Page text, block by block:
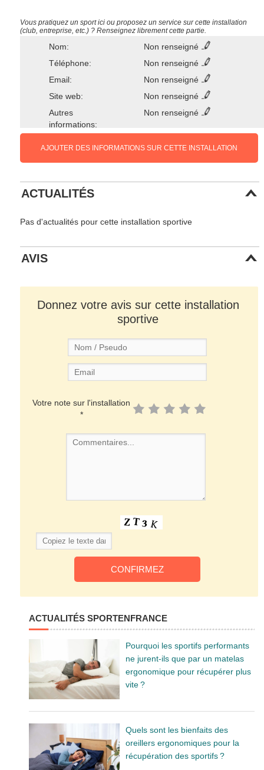
Vous pratiquez un sport ici ou proposez un service sur cette installation
(club, entreprise, etc.) ? Renseignez librement cette partie.
Nom:
Non renseigné
Téléphone:
Non renseigné
Email:
Non renseigné
Site web:
Non renseigné
Autres
informations:
Non renseigné
AJOUTER DES INFORMATIONS SUR CETTE INSTALLATION
ACTUALITÉS
Pas d'actualités pour cette installation sportive
AVIS
Donnez votre avis sur cette installation
sportive
Votre note sur l'installation
*
ACTUALITÉS SPORTENFRANCE
Pourquoi les sportifs performants
ne jurent-ils que par un matelas
ergonomique pour récupérer plus
vite ?
Quels sont les bienfaits des
oreillers ergonomiques pour la
récupération des sportifs ?